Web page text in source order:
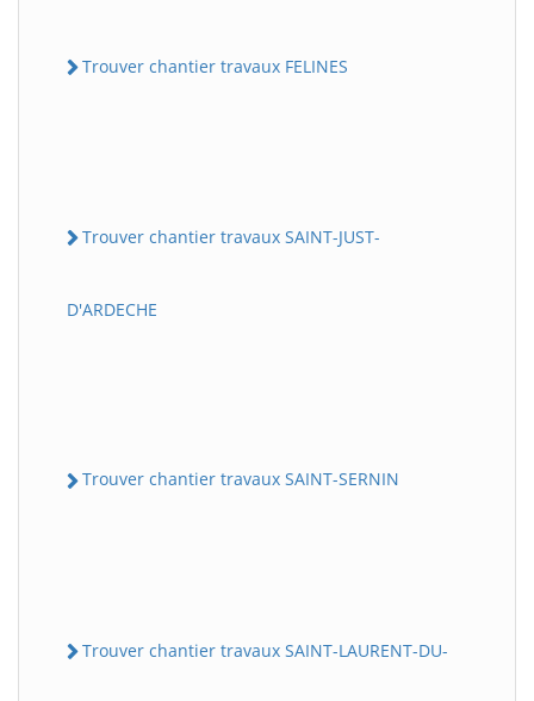
Trouver chantier travaux FELINES
Trouver chantier travaux SAINT-JUST-
D'ARDECHE
Trouver chantier travaux SAINT-SERNIN
Trouver chantier travaux SAINT-LAURENT-DU-